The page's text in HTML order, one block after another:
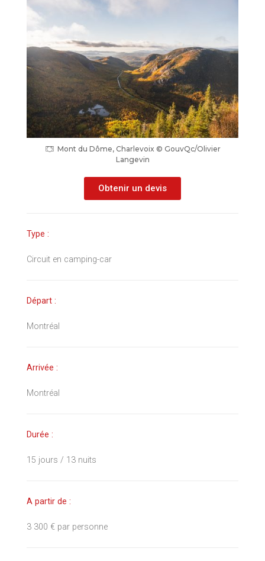
Mont du Dôme, Charlevoix © GouvQc/Olivier
Langevin
Obtenir un devis
Type :
Circuit en camping-car
Départ :
Montréal
Arrivée :
Montréal
Durée :
15 jours / 13 nuits
A partir de :
3 300 € par personne